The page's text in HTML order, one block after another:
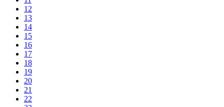
12
13
14
15
16
17
18
19
20
21
22